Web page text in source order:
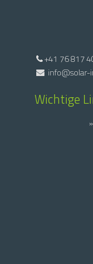
+41 76 817
info@solar-
Wichtige